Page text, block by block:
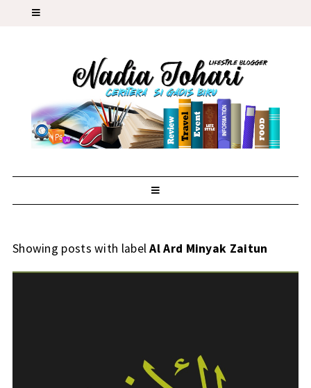
Showing posts with labelAl Ard Minyak Zaitun